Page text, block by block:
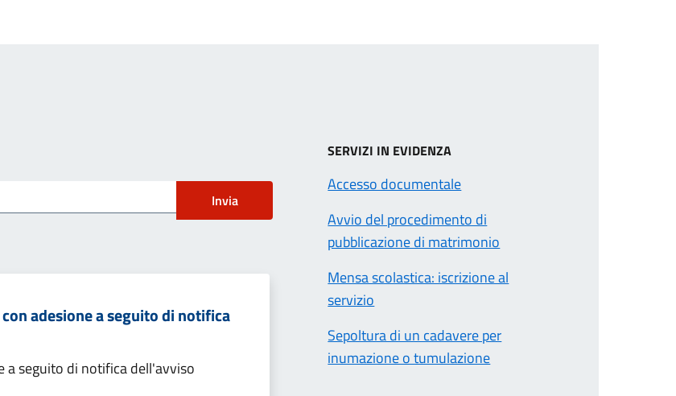
Invia
adesione a seguito di notifica
a seguito di notifica dell'avviso
SERVIZI IN EVIDENZA
Accesso documentale
Avvio del procedimento di
pubblicazione di matrimonio
Mensa scolastica: iscrizione al
servizio
Sepoltura di un cadavere per
inumazione o tumulazione